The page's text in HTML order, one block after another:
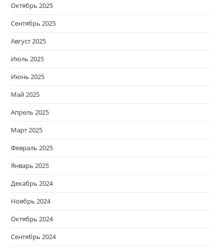
Октябрь 2025
Сентябрь 2025
Август 2025
Июль 2025
Июнь 2025
Май 2025
Апрель 2025
Март 2025
Февраль 2025
Январь 2025
Декабрь 2024
Ноябрь 2024
Октябрь 2024
Сентябрь 2024